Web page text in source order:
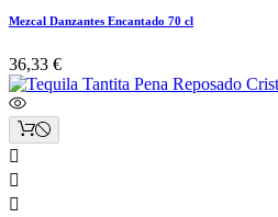
Mezcal Danzantes Encantado 70 cl
36,33 €


